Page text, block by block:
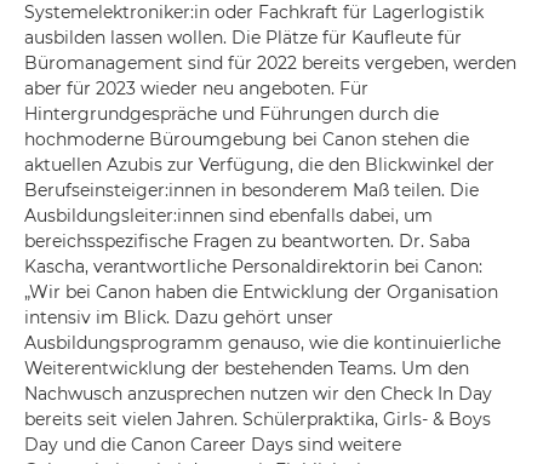
Systemelektroniker:in oder Fachkraft für Lagerlogistik
ausbilden lassen wollen. Die Plätze für Kaufleute für
Büromanagement sind für 2022 bereits vergeben, werden
aber für 2023 wieder neu angeboten. Für
Hintergrundgespräche und Führungen durch die
hochmoderne Büroumgebung bei Canon stehen die
aktuellen Azubis zur Verfügung, die den Blickwinkel der
Berufseinsteiger:innen in besonderem Maß teilen. Die
Ausbildungsleiter:innen sind ebenfalls dabei, um
bereichsspezifische Fragen zu beantworten. Dr. Saba
Kascha, verantwortliche Personaldirektorin bei Canon:
„Wir bei Canon haben die Entwicklung der Organisation
intensiv im Blick. Dazu gehört unser
Ausbildungsprogramm genauso, wie die kontinuierliche
Weiterentwicklung der bestehenden Teams. Um den
Nachwusch anzusprechen nutzen wir den Check In Day
bereits seit vielen Jahren. Schülerpraktika, Girls- & Boys
Day und die Canon Career Days sind weitere